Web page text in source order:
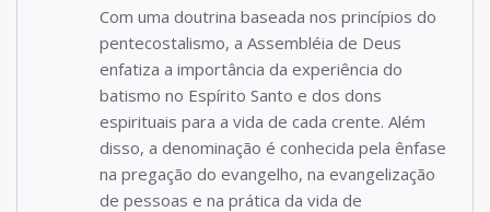
Com uma doutrina baseada nos princípios do
pentecostalismo, a Assembléia de Deus
enfatiza a importância da experiência do
batismo no Espírito Santo e dos dons
espirituais para a vida de cada crente. Além
disso, a denominação é conhecida pela ênfase
na pregação do evangelho, na evangelização
de pessoas e na prática da vida de